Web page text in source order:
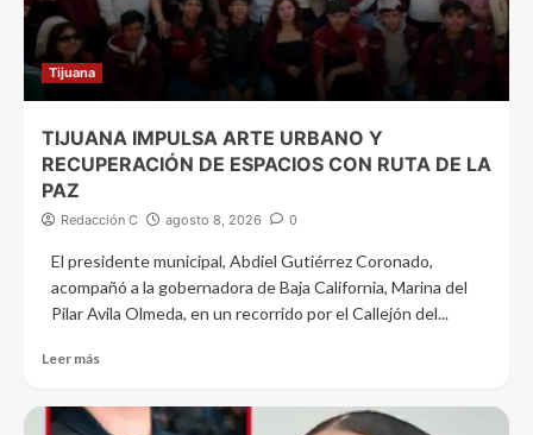
Tijuana
TIJUANA IMPULSA ARTE URBANO Y
RECUPERACIÓN DE ESPACIOS CON RUTA DE LA
PAZ
Redacción C agosto 8, 2026 0
El presidente municipal, Abdiel Gutiérrez Coronado,
acompañó a la gobernadora de Baja California, Marina del
Pilar Avila Olmeda, en un recorrido por el Callejón del...
Leer más